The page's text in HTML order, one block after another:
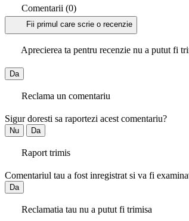
Comentarii (0)
Fii primul care scrie o recenzie
Aprecierea ta pentru recenzie nu a putut fi
Da
Reclama un comentariu
Sigur doresti sa raportezi acest comentariu?
Nu Da
Raport trimis
Comentariul tau a fost inregistrat si va fi
Da
Reclamatia tau nu a putut fi trimisa